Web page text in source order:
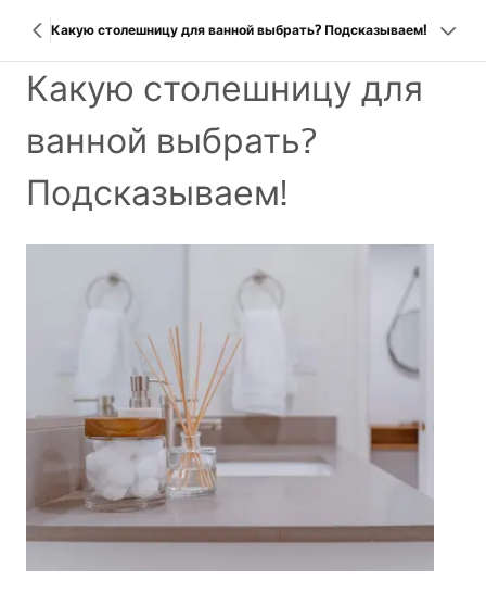
Какую столешницу для ванной выбрать? Подсказываем!
Какую столешницу для
ванной выбрать?
Подсказываем!